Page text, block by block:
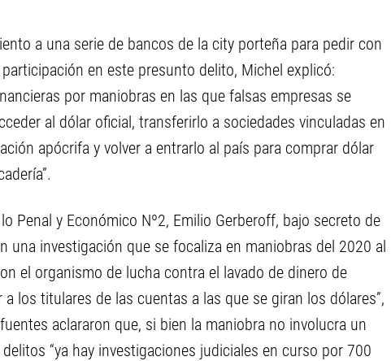
a una serie de bancos de la city porteña para pedir con
en este presunto delito, Michel explicó:
por maniobras en las que falsas empresas se
al dólar oficial, transferirlo a sociedades vinculadas en
apócrifa y volver a entrarlo al país para comprar dólar
Penal y Económico Nº2, Emilio Gerberoff, bajo secreto de
una investigación que se focaliza en maniobras del 2020 al
el organismo de lucha contra el lavado de dinero de
los titulares de las cuentas a las que se giran los dólares”,
aclararon que, si bien la maniobra no involucra un
“ya hay investigaciones judiciales en curso por 700